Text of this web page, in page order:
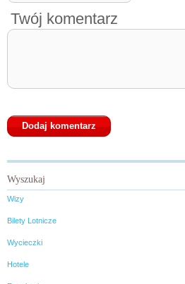
Twój komentarz
Wyszukaj
Wizy
Bilety Lotnicze
Wycieczki
Hotele